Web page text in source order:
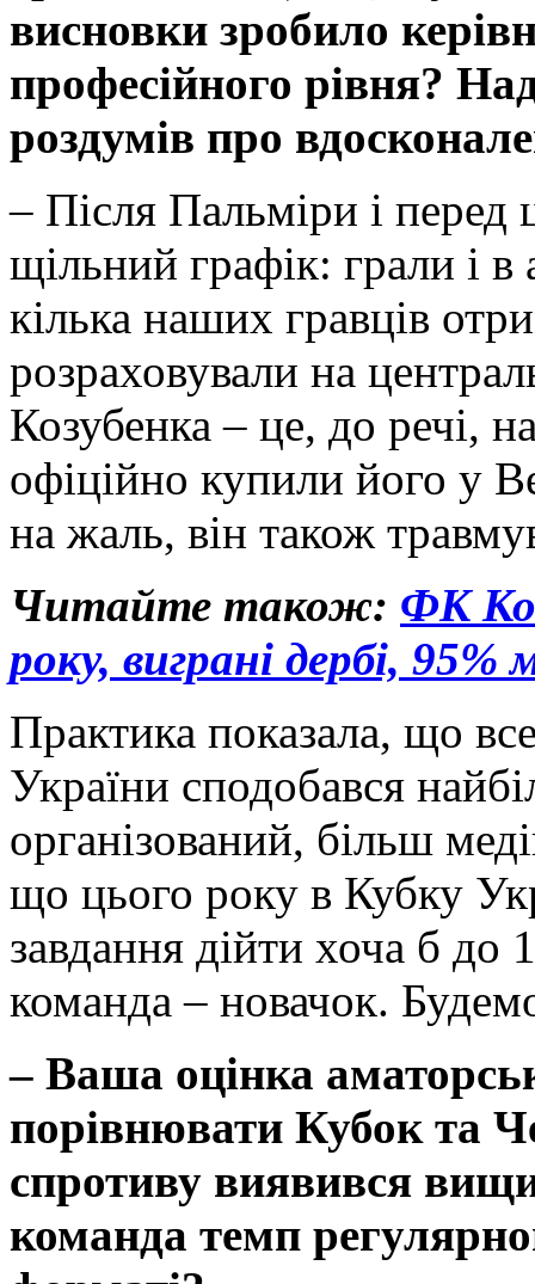
висновки зробило
професійного рівня?
роздумів про
– Після Пальміри і
щільний графік: грали і
кілька наших гравців
розраховували на
Козубенка – це, до речі,
офіційно купили його у
на жаль, він також
Читайте також: ФК
року, виграні дербі, 95%
Практика показала, що
України сподобався
організований, більш
що цього року в Кубку
завдання дійти хоча б
команда – новачок.
– Ваша оцінка
порівнювати Кубок та
спротиву виявився
команда темп